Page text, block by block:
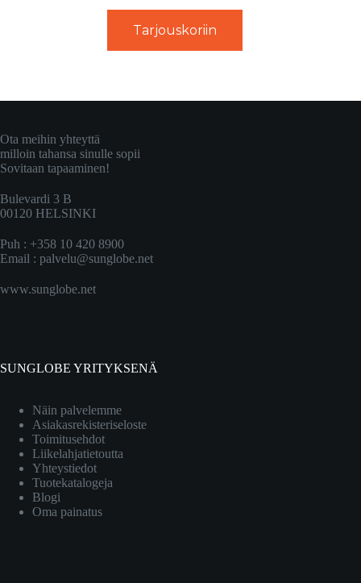
Tarjouskoriin
Ota meihin yhteyttä
milloin tahansa sinulle sopii
Sovitaan tapaaminen!
Bulevardi 3 B
00120 HELSINKI
Puh : +358 10 420 8900
Email : palvelu@sunglobe.net
www.sunglobe.net
SUNGLOBE YRITYKSENÄ
Näin palvelemme
Asiakasrekisteriseloste
Toimitusehdot
Liikelahjatietoutta
Yhteystiedot
Tuotekatalogeja
Blogi
Oma painatus